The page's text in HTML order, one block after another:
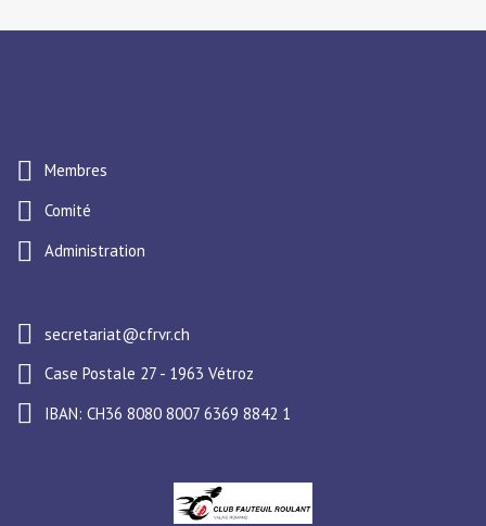
Membres
Comité
Administration
secretariat@cfrvr.ch
Case Postale 27 - 1963 Vétroz
IBAN: CH36 8080 8007 6369 8842 1